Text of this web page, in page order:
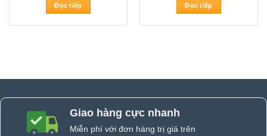
Đọc tiếp Đọc tiếp
Giao hàng cực nhanh
Miễn phí với đơn hàng trị giá trên